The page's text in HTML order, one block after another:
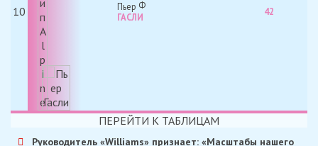
10
Пьер
ГАСЛИ
42
ПЕРЕЙТИ К ТАБЛИЦАМ
Руководитель «Williams» признает: «Масштабы нашего